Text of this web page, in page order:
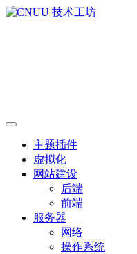
主题插件
虚拟化
网站建设
后端
前端
服务器
网络
操作系统